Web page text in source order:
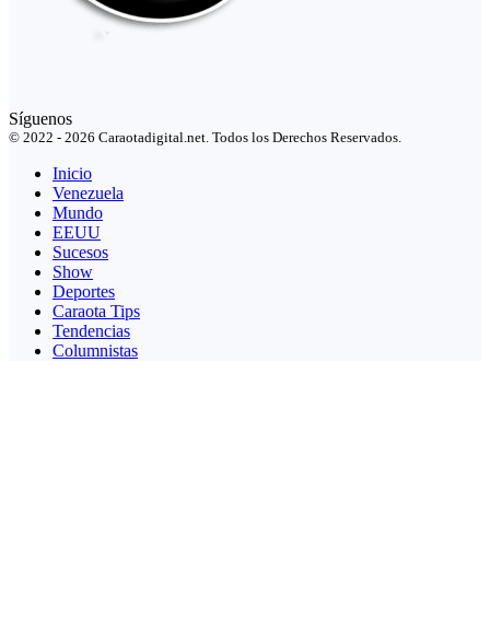
Síguenos
© 2022 - 2026 Caraotadigital.net. Todos los Derechos Reservados.
Inicio
Venezuela
Mundo
EEUU
Sucesos
Show
Deportes
Caraota Tips
Tendencias
Columnistas